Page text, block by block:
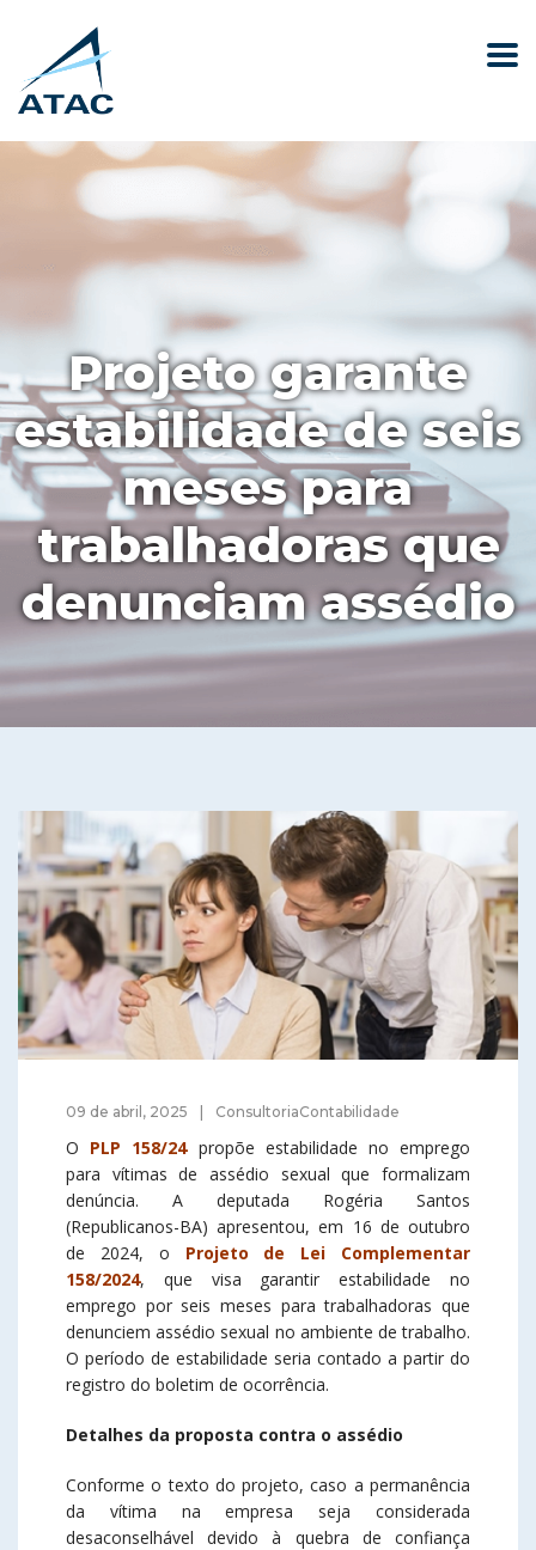
Projeto garante
estabilidade de seis
meses para
trabalhadoras que
denunciam assédio
09 de abril, 2025 ConsultoriaContabilidade
O PLP 158/24propõe estabilidade no emprego
para vítimas de assédio sexual que formalizam
denúncia. A deputada Rogéria Santos
(Republicanos-BA) apresentou, em 16 de outubro
de 2024, o Projeto de Lei Complementar
158/2024, que visa garantir estabilidade no
emprego por seis meses para trabalhadoras que
denunciem assédio sexual no ambiente de trabalho.
O período de estabilidade seria contado a partir do
registro do boletim de ocorrência.
Detalhes da proposta contra o assédio
Conforme o texto do projeto, caso a permanência
da vítima na empresa seja considerada
desaconselhável devido à quebra de confiança